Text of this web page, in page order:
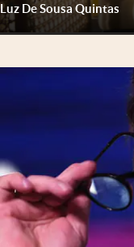
Luz De Sousa Quintas